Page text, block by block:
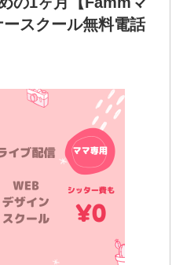
スクール無料電話